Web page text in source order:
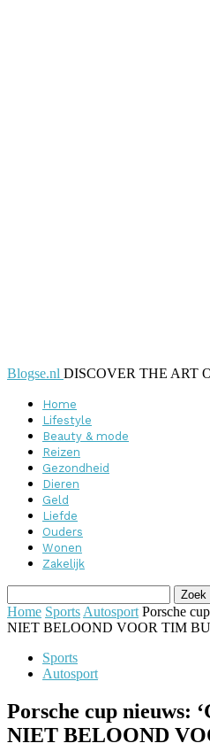
Blogse.nl DISCOVER THE ART
Home
Lifestyle
Beauty & mode
Reizen
Gezondheid
Dieren
Geld
Liefde
Ouders
Wonen
Zakelijk
Home Sports Autosport Porsche
NIET BELOOND VOOR TIM
Sports
Autosport
Porsche cup nieuws:
NIET BELOOND